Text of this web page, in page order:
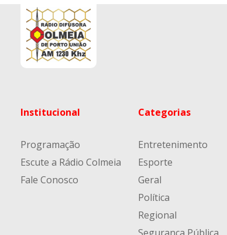
Institucional
Programação
Escute a Rádio Colmeia
Fale Conosco
Categorias
Entretenimento
Esporte
Geral
Política
Regional